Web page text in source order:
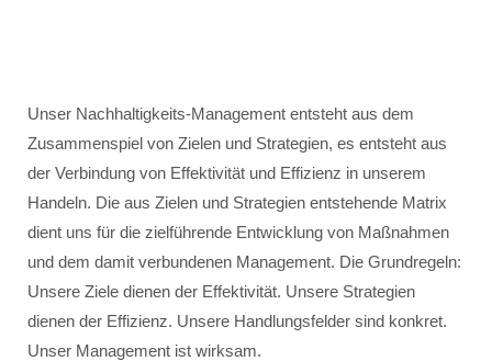
Unser Nachhaltigkeits-Management entsteht aus dem
Zusammenspiel von Zielen und Strategien, es entsteht aus
der Verbindung von Effektivität und Effizienz in unserem
Handeln. Die aus Zielen und Strategien entstehende Matrix
dient uns für die zielführende Entwicklung von Maßnahmen
und dem damit verbundenen Management. Die Grundregeln:
Unsere Ziele dienen der Effektivität. Unsere Strategien
dienen der Effizienz. Unsere Handlungsfelder sind konkret.
Unser Management ist wirksam.